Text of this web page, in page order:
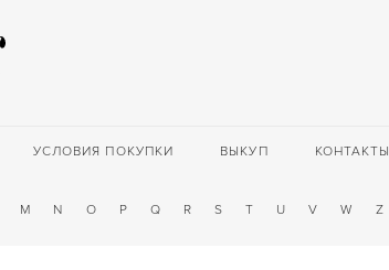
УСЛОВИЯ ПОКУПКИ ВЫКУП КОНТАКТЫ
M N O P Q R S T U V W Z